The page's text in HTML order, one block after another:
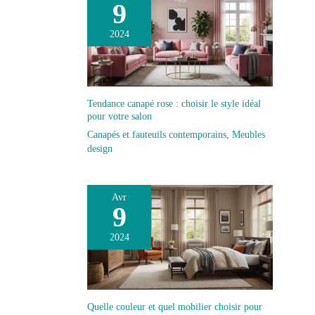
9
2024
Tendance canapé rose : choisir le style idéal
pour votre salon
Canapés et fauteuils contemporains, Meubles
design
Avr
9
2024
Quelle couleur et quel mobilier choisir pour